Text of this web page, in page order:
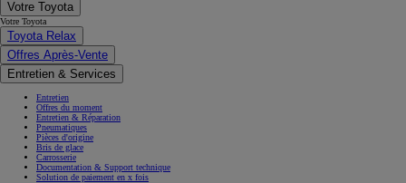
Votre Toyota
Votre Toyota
Toyota Relax
Offres Après-Vente
Entretien & Services
Entretien
Offres du moment
Entretien & Réparation
Pneumatiques
Pièces d'origine
Bris de glace
Carrosserie
Documentation & Support technique
Solution de paiement en x fois